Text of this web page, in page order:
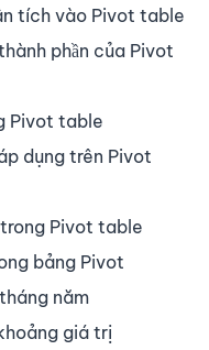
tích vào Pivot table
phần của Pivot
Pivot table
dụng trên Pivot
Pivot table
bảng Pivot
năm
giá trị